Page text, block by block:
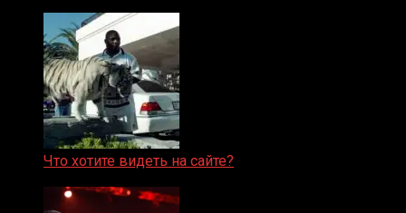
Что хотите видеть на сайте?